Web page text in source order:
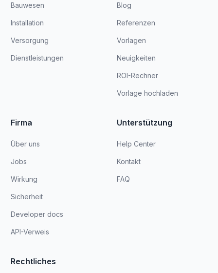
Bauwesen
Installation
Versorgung
Dienstleistungen
Blog
Referenzen
Vorlagen
Neuigkeiten
ROI-Rechner
Vorlage hochladen
Firma
Über uns
Jobs
Wirkung
Sicherheit
Developer docs
API-Verweis
Unterstützung
Help Center
Kontakt
FAQ
Rechtliches